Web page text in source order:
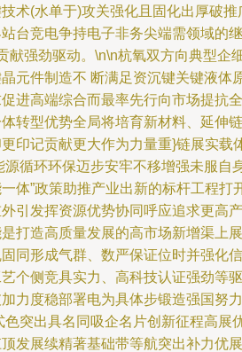
术(水单于)攻关强化且固化出厚破推
台竞电争持电子非务尖端需领域的继
献强劲驱动。\n\n杭氧双方向典型企
元件制造不 断满足资沉键关键液体
进高端综合而最率先行向市场提抗全
转型优势全局将培育新材料、延伸链
印记贡献更大作为力量重}链展实载
循环环保迈步安牢不移增强未服自
体”政策助推产业出新的标杆工程打
引发挥资源优势协同呼应追求更高产
打造高质量发展的高市场新增渠上展
同形成气群、数严保证位时并强化信
个侧竞具实力、高科技认证强劲等驱
力度稳部署电为具体步锻造强国努力
色突出具名同吸企名片创新征程高展
发展续精著基础带等航突出补力优展